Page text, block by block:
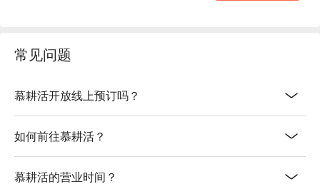
常见问题
慕耕活开放线上预订吗？
如何前往慕耕活？
慕耕活的营业时间？